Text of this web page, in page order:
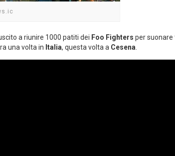
a riunire 1000 patiti dei Foo Fighters per suonare
una volta in Italia, questa volta a Cesena.